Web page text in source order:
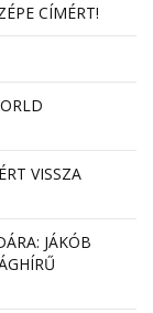
CÍMÉRT!
VISSZA
JÁKÓB